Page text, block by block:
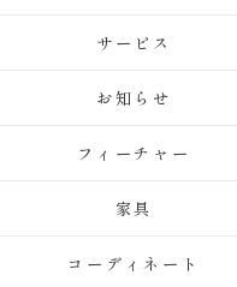
サービス
お知らせ
フィーチャー
家具
コーディネート